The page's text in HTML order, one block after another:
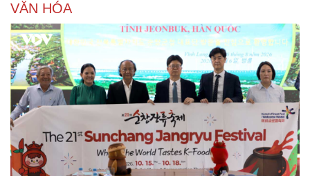
VĂN HÓA